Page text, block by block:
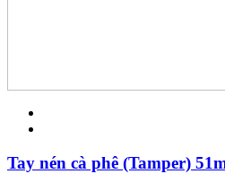
Tay nén cà phê (Tamper)